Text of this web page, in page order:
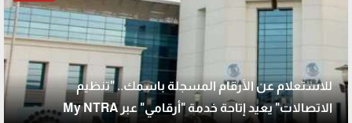
للاستعلام عن الأرقام المسجلة باسمك.. "تنظيم
الاتصالات" يعيد إتاحة خدمة "أرقامي" عبر My NTRA